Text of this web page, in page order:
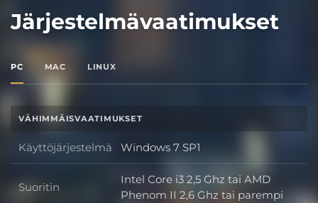
Järjestelmävaatimukset
PC MAC LINUX
VÄHIMMÄISVAATIMUKSET
Käyttöjärjestelmä Käyttöjärjestelmä
Windows 7 SP1
Suoritin Suoritin
Intel Core i3 2,5 Ghz tai AMD
Phenom II 2,6 Ghz tai parempi